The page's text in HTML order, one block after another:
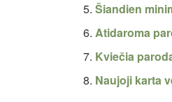
Šiandien
Atidaroma
Kviečia
Naujoji karta